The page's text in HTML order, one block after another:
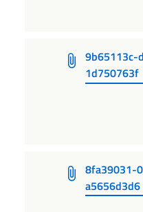
9b65113c-
1d750763f
8fa39031-
a5656d3d6